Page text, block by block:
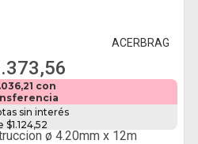
ACERBRAG
con
sin interés
$1.124,52
ø 4.20mm x 12m